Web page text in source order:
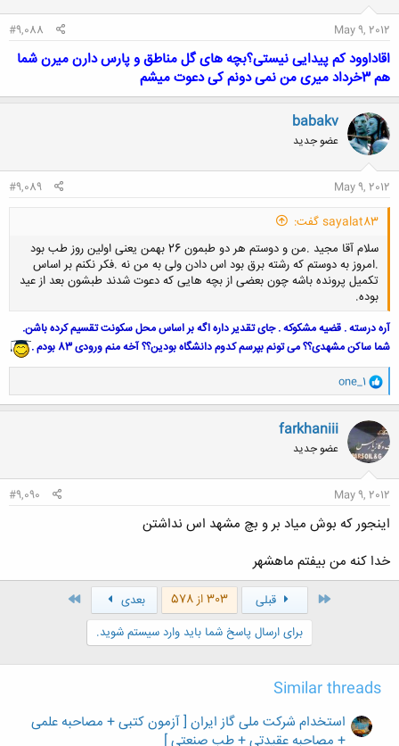
May 9, 2012
#9,088
اقاداوود کم پیدایی نیستی؟بچه های گل مناطق و پارس دارن میرن شما
هم 3خرداد میری من نمی دونم کی دعوت میشم
babakv
عضو جدید
May 9, 2012
#9,089
sayalat83 گفت:
سلام آقا مجید .من و دوستم هر دو طبمون 26 بهمن یعنی اولین روز طب بود
.امروز به دوستم که رشته برق بود اس دادن ولی به من نه .فکر نکنم بر اساس
تکمیل پرونده باشه چون بعضی از بچه هایی که دعوت شدند طبشون بعد از عید
بوده.
کلیک کنید تا باز شود...
آره درسته . قضیه مشکوکه . جای تقدیر داره اگه بر اساس محل سکونت تقسیم کرده باشن.
شما ساکن مشهدی؟؟ می تونم بپرسم کدوم دانشگاه بودین؟؟ آخه منم ورودی 83 بودم .
و
ا
ک
ن
ش
ه
ا
one_1
farkhaniii
عضو جدید
May 9, 2012
#9,090
اینجور که بوش میاد بر و بچ مشهد اس نداشتن
خدا کنه من بیفتم ماهشهر
قبلی 303 از 578 بعدی
برای ارسال پاسخ شما باید وارد سیستم شوید.
Similar threads
استخدام شرکت ملی گاز ایران [ آزمون کتبی + مصاحبه علمی
+ مصاحبه عقیدتی + طب صنعتی ]